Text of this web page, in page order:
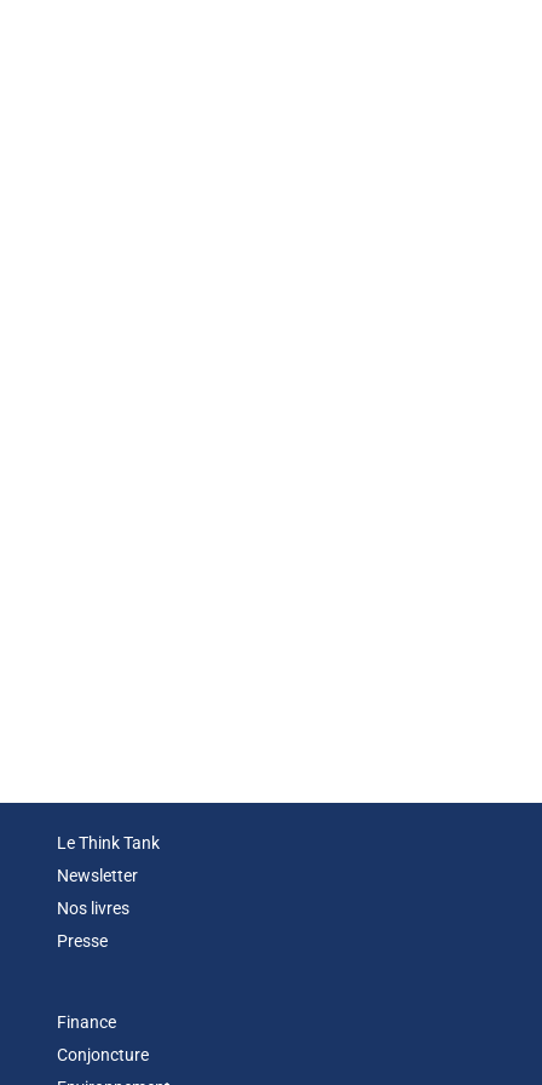
Le Think Tank
Newsletter
Nos livres
Presse
Finance
Conjoncture